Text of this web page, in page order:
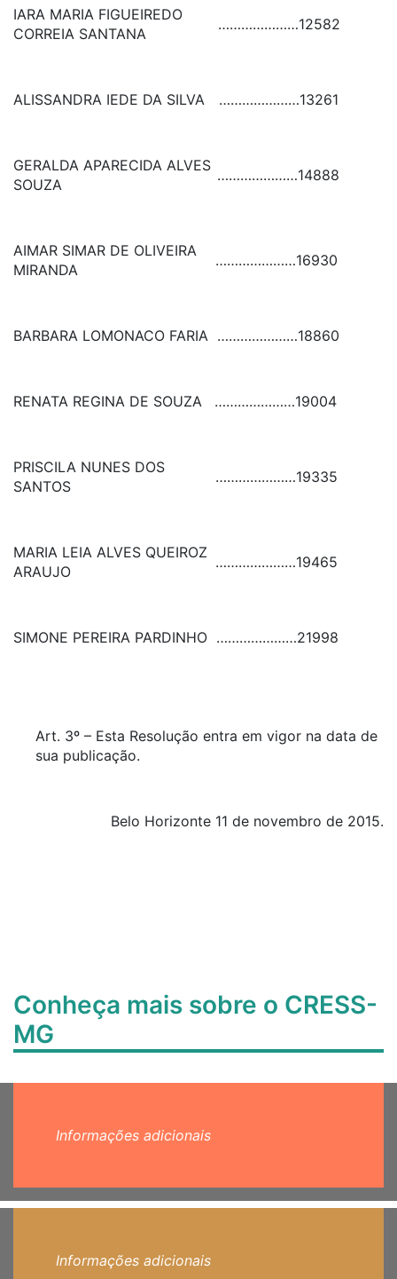
IARA MARIA FIGUEIREDO
CORREIA SANTANA
…………………12582
ALISSANDRA IEDE DA SILVA …………………13261
GERALDA APARECIDA ALVES
SOUZA
…………………14888
AIMAR SIMAR DE OLIVEIRA
MIRANDA
…………………16930
BARBARA LOMONACO FARIA …………………18860
RENATA REGINA DE SOUZA …………………19004
PRISCILA NUNES DOS
SANTOS
…………………19335
MARIA LEIA ALVES QUEIROZ
ARAUJO
…………………19465
SIMONE PEREIRA PARDINHO …………………21998
Art. 3º – Esta Resolução entra em vigor na data de
sua publicação.
Belo Horizonte 11 de novembro de 2015.
Conheça mais sobre o CRESS-
MG
Informações adicionais
Informações adicionais